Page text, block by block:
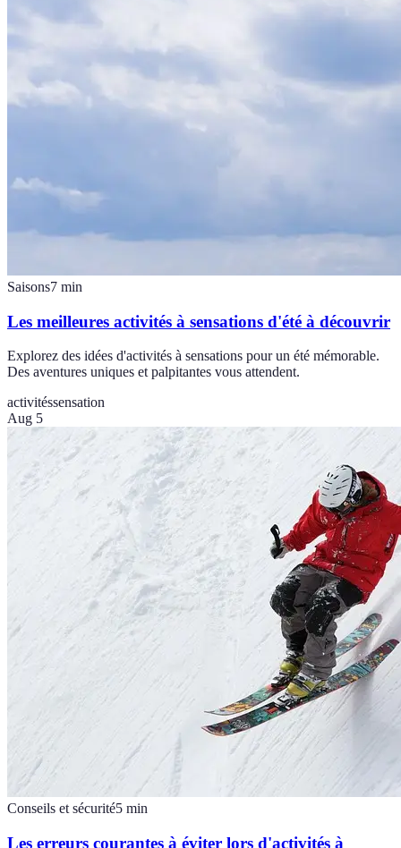
Saisons7 min
Les meilleures activités à sensations d'été à découvrir
Explorez des idées d'activités à sensations pour un été mémorable.
Des aventures uniques et palpitantes vous attendent.
activitéssensation
Aug 5
Conseils et sécurité5 min
Les erreurs courantes à éviter lors d'activités à